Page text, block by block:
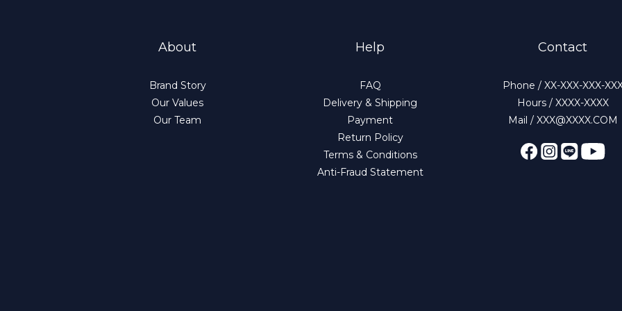
About
Brand Story
Our Values
Our Team
Help
FAQ
Delivery & Shipping
Payment
Return Policy
Terms & Conditions
Anti-Fraud Statement
Contact
Phone / XX-XXX-XXX-
Hours / XXXX-XXXX
Mail / XXX@XXXX.COM